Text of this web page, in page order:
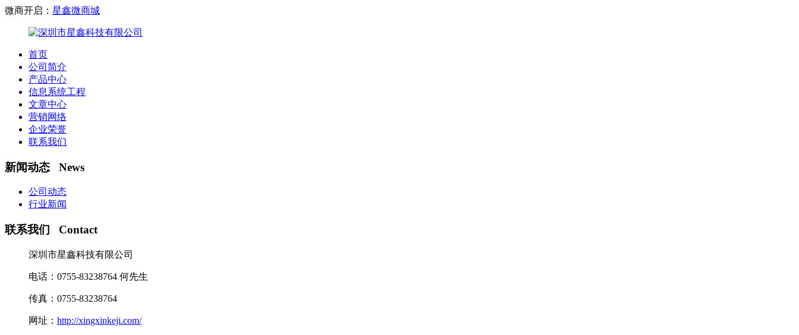
微商开启： 星鑫微商城
首页
公司简介
产品中心
信息系统工程
文章中心
营销网络
企业荣誉
联系我们
新闻动态 News
公司动态
行业新闻
联系我们 Contact
深圳市星鑫科技有限公司
电话：0755-83238764 何先生
传真：0755-83238764
网址： http://xingxinkeji.com/